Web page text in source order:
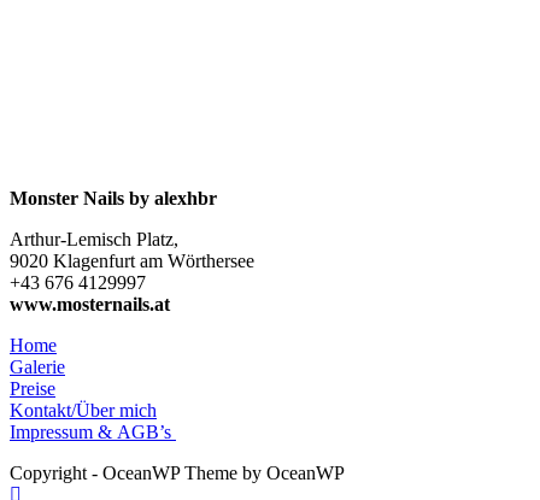
Monster Nails by alexhbr
Arthur-Lemisch Platz,
9020 Klagenfurt am Wörthersee
+43 676 4129997
www.mosternails.at
Home
Galerie
Preise
Kontakt/Über mich
Impressum & AGB’s
Copyright - OceanWP Theme by OceanWP